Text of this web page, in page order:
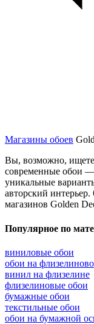
Магазины обоев
Вы, возможно,
современные обои —
уникальные
авторский
магазинов Golden
Популярное по
виниловые обои
обои на
винил на флизелине
флизелиновые обои
бумажные обои
текстильные обои
обои на бумажной